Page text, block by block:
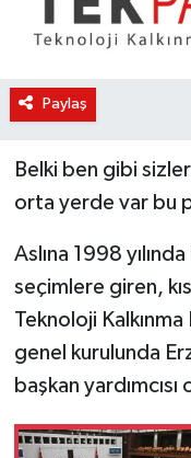
Paylaş
Belki ben gibi
orta yerde var bu
Aslına 1998
seçimlere giren,
Teknoloji
genel kurulunda
başkan yardımcısı
Siyaset
Spor
Yaşam